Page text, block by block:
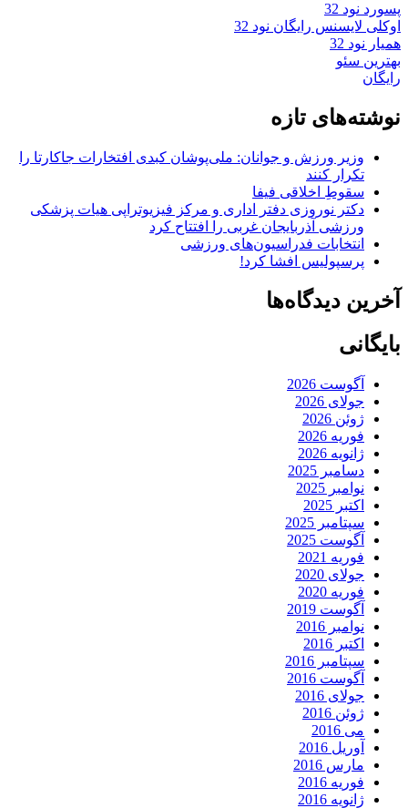
پسورد نود 32
اوکلی لایسنس رایگان نود 32
همیار نود 32
بهترین سئو
رایگان
نوشته‌های تازه
وزیر ورزش و جوانان: ملی‌پوشان کبدی افتخارات جاکارتا را
تکرار کنند
سقوطِ اخلاقی فیفا
دکتر نوروزی دفتر اداری و مرکز فیزیوتراپی هیات پزشکی
ورزشی آذربایجان غربی را افتتاح کرد
انتخابات فدراسیون‌های ورزشی
پرسپولیس افشا کرد!
آخرین دیدگاه‌ها
بایگانی
آگوست 2026
جولای 2026
ژوئن 2026
فوریه 2026
ژانویه 2026
دسامبر 2025
نوامبر 2025
اکتبر 2025
سپتامبر 2025
آگوست 2025
فوریه 2021
جولای 2020
فوریه 2020
آگوست 2019
نوامبر 2016
اکتبر 2016
سپتامبر 2016
آگوست 2016
جولای 2016
ژوئن 2016
می 2016
آوریل 2016
مارس 2016
فوریه 2016
ژانویه 2016